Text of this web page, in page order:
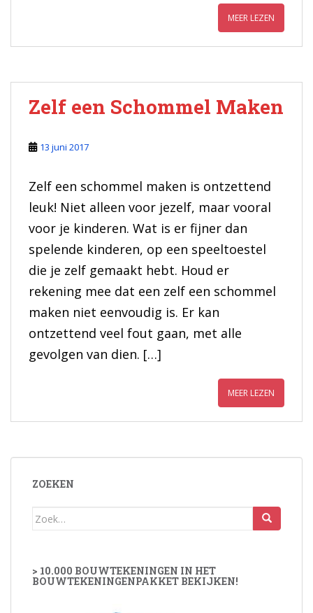
MEER LEZEN
Zelf een Schommel Maken
13 juni 2017
Zelf een schommel maken is ontzettend
leuk! Niet alleen voor jezelf, maar vooral
voor je kinderen. Wat is er fijner dan
spelende kinderen, op een speeltoestel
die je zelf gemaakt hebt. Houd er
rekening mee dat een zelf een schommel
maken niet eenvoudig is. Er kan
ontzettend veel fout gaan, met alle
gevolgen van dien. […]
MEER LEZEN
ZOEKEN
Zoek
> 10.000 BOUWTEKENINGEN IN HET
BOUWTEKENINGENPAKKET BEKIJKEN!